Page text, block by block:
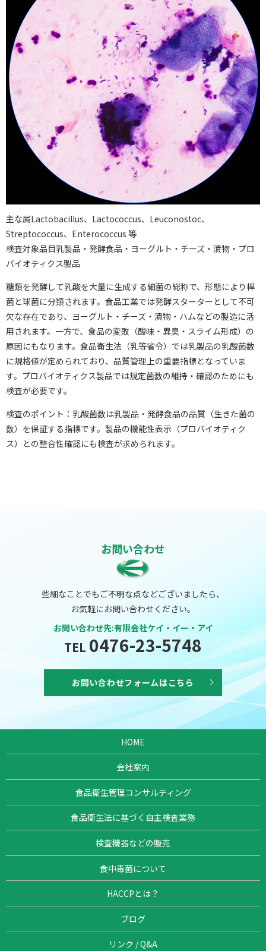
主な属Lactobacillus、Lactococcus、Leuconostoc、
Streptococcus、Enterococcus 等
検査対象品目乳製品・発酵食品・ヨーグルト・チーズ・漬物・プロ
バイオティクス製品
糖類を発酵して乳酸を大量に生成する細菌の総称で、形態により桿
菌と球菌に分類されます。食品工業では発酵スターターとして不可
欠な存在であり、ヨーグルト・チーズ・漬物・ハムなどの製造に活
用されます。一方で、食品の変敗（酸味・異臭・スライム形成）の
原因にもなります。食品衛生法（乳等省令）では乳製品の乳酸菌数
に規格値が定められており、品質管理上の重要指標となっていま
す。プロバイオティクス製品では規定菌数の維持・確認のためにも
検査が必要です。
検査のポイント：乳酸菌数は乳製品・発酵食品の品質（生きた菌の
数）を保証する指標です。製品の機能性表示（プロバイオティク
ス）との整合性確認にも検査が求められます。
お問い合わせ
些細なことでもご不明な点などございましたら、
お気軽にお問い合わせください。
お問い合わせ先:有限会社ケイ・イー・アイ
TEL 0476-23-5748
お問い合わせフォームはこちら
HOME
会社案内
食品衛生管理コンサルティング
食品衛生法に基づく自主検査業務
検査機器などの販売
食中毒菌について
HACCPとは？
ブログ
リンク / Q&A